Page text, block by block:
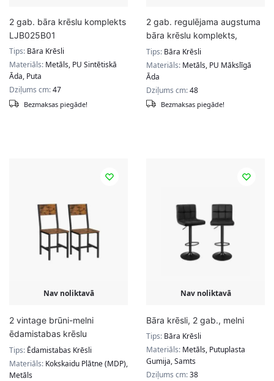
2 gab. bāra krēslu komplekts
LJB025B01
Tips: Bāra Krēsli
Materiāls: Metāls, PU Sintētiskā
Āda, Puta
Dziļums cm:47
Bezmaksas piegāde!
2 gab. regulējama augstuma
bāra krēslu komplekts,
pelēkā krāsā
Tips: Bāra Krēsli
Materiāls: Metāls, PU Mākslīgā
Āda
Dziļums cm:48
Bezmaksas piegāde!
Nav noliktavā
2 vintage brūni-melni
ēdamistabas krēslu
komplekts
Tips: Ēdamistabas Krēsli
Materiāls: Kokskaidu Plātne (MDP),
Metāls
Nav noliktavā
Bāra krēsli, 2 gab., melni
Tips: Bāra Krēsli
Materiāls: Metāls, Putuplasta
Gumija, Samts
Dziļums cm:38